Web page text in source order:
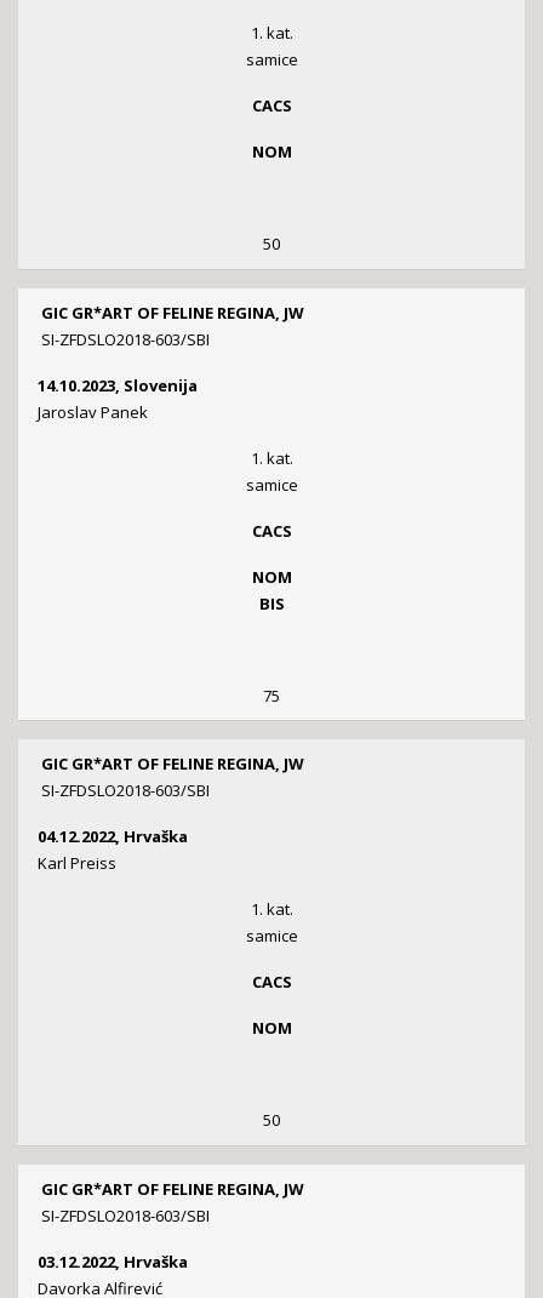
1. kat.
samice
CACS
NOM
50
GIC GR*ART OF FELINE REGINA, JW
SI-ZFDSLO2018-603/SBI
14.10.2023, Slovenija
Jaroslav Panek
1. kat.
samice
CACS
NOM
BIS
75
GIC GR*ART OF FELINE REGINA, JW
SI-ZFDSLO2018-603/SBI
04.12.2022, Hrvaška
Karl Preiss
1. kat.
samice
CACS
NOM
50
GIC GR*ART OF FELINE REGINA, JW
SI-ZFDSLO2018-603/SBI
03.12.2022, Hrvaška
Davorka Alfirević